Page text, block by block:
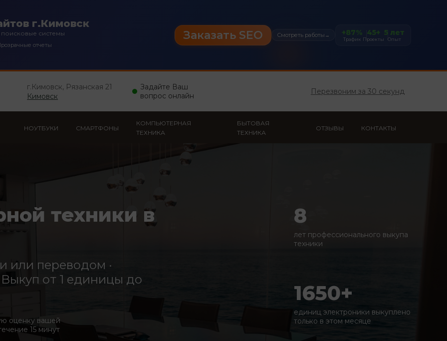
г.Кимовск
системы
отчеты
Заказать SEO Смотреть работы → +87%
Трафик
45+
Проекты
5 лет
Опыт
г.Кимовск, Рязанская 21
Кимовск
Задайте Ваш
вопрос онлайн
Перезвоним за 30 секунд
НОУТБУКИ СМАРТФОНЫ
КОМПЬЮТЕРНАЯ
ТЕХНИКА
БЫТОВАЯ
ТЕХНИКА
ОТЗЫВЫ КОНТАКТЫ
техники в
или переводом ·
от 1 единицы до
оценку вашей
15 минут
8
лет профессионального выкупа
техники
1650+
единиц электроники выкуплено
только в этом месяце